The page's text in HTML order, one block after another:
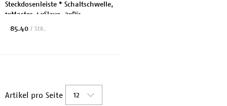
Steckdosenleiste * Schaltschwelle,
1xMaster, 4xSlave, 2xDir
85.40 / Stk.
Artikel pro Seite 12